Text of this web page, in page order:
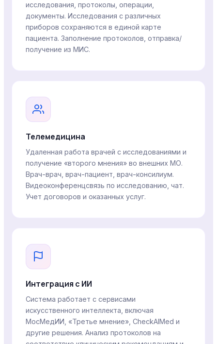
исследования, протоколы, операции,
документы. Исследования с различных
приборов сохраняются в единой карте
пациента. Заполнение протоколов, отправка/
получение из МИС.
Телемедицина
Удаленная работа врачей с исследованиями и
получение «второго мнения» во внешних МО.
Врач-врач, врач-пациент, врач-консилиум.
Видеоконференцсвязь по исследованию, чат.
Учет договоров и оказанных услуг.
Интеграция с ИИ
Система работает с сервисами
искусственного интеллекта, включая
МосМедИИ, «Третье мнение», CheckAIMed и
другие решения. Анализ протоколов на